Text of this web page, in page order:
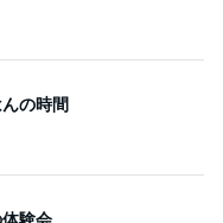
の時間
験会